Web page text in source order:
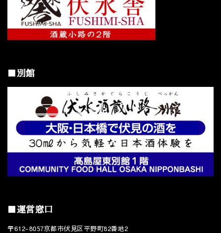
■別館
■運営窓口
〒612-8057京都市伏見区平野町82番地2